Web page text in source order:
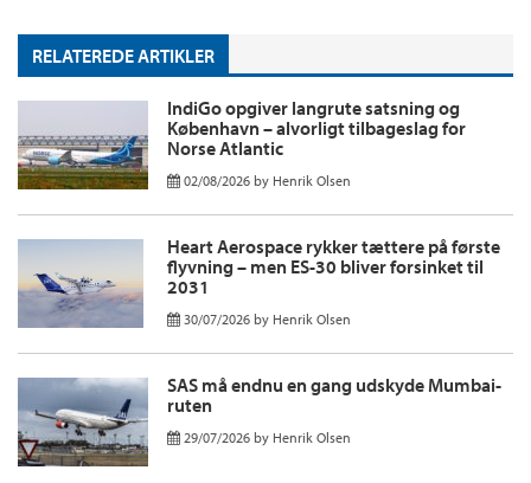
RELATEREDE ARTIKLER
IndiGo opgiver langrute satsning og
København – alvorligt tilbageslag for
Norse Atlantic
02/08/2026 by Henrik Olsen
Heart Aerospace rykker tættere på første
flyvning – men ES-30 bliver forsinket til
2031
30/07/2026 by Henrik Olsen
SAS må endnu en gang udskyde Mumbai-
ruten
29/07/2026 by Henrik Olsen